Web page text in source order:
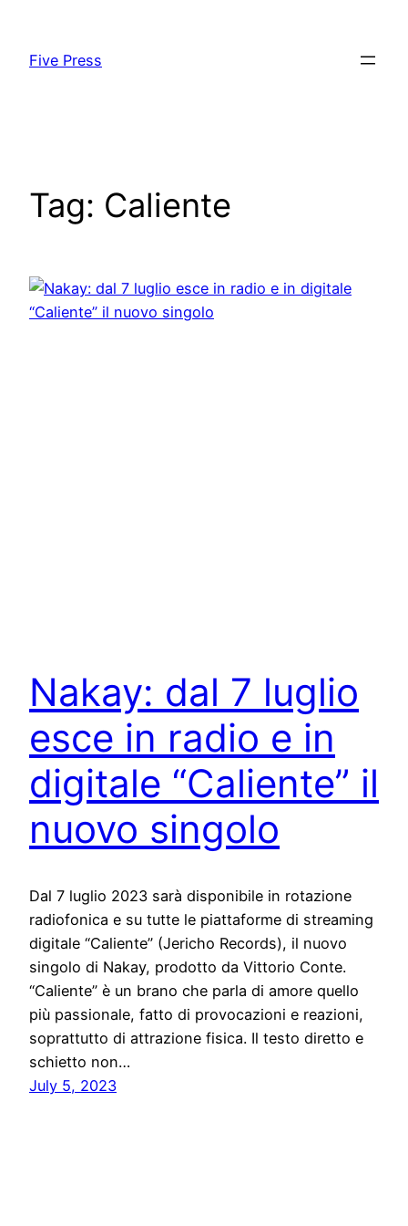
content
Five Press
Tag: Caliente
Nakay: dal 7 luglio
esce in radio e in
digitale “Caliente” il
nuovo singolo
Dal 7 luglio 2023 sarà disponibile in rotazione
radiofonica e su tutte le piattaforme di streaming
digitale “Caliente” (Jericho Records), il nuovo
singolo di Nakay, prodotto da Vittorio Conte.
“Caliente” è un brano che parla di amore quello
più passionale, fatto di provocazioni e reazioni,
soprattutto di attrazione fisica. Il testo diretto e
schietto non…
July 5, 2023